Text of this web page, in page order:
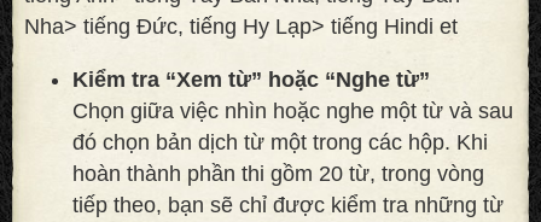
Nha> tiếng Đức, tiếng Hy Lạp> tiếng Hindi et
Kiểm tra “Xem từ” hoặc “Nghe từ”
Chọn giữa việc nhìn hoặc nghe một từ và sau
đó chọn bản dịch từ một trong các hộp. Khi
hoàn thành phần thi gồm 20 từ, trong vòng
tiếp theo, bạn sẽ chỉ được kiểm tra những từ